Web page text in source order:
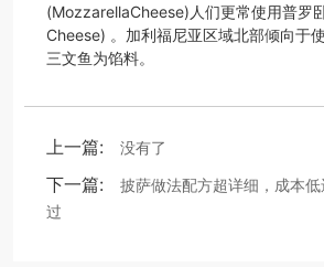
(MozzarellaCheese)人们更常使用普罗
Cheese) 。加利福尼亚区域北部倾向于
三文鱼为馅料。
上一篇: 没有了
下一篇:
披萨做法配方超详细，成本
过